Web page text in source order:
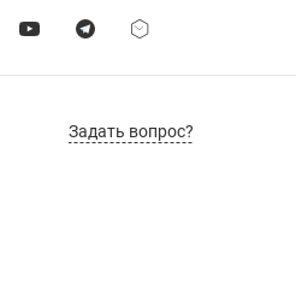
Задать вопрос?